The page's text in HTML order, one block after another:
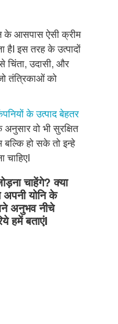
के आसपास ऐसी क्रीम
इस तरह के उत्पादों
चिंता, उदासी, और
तंत्रिकाओं को
के उत्पाद बेहतर
वो भी सुरक्षित
बल्कि हो सके तो इन्हे
चाहिएI
चाहेंगे? क्या
योनि के
अनुभव नीचे
हमें बताएंI